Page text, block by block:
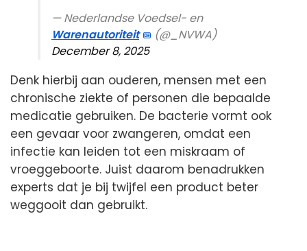
— Nederlandse Voedsel- en
Warenautoriteit
(@_NVWA)
December 8, 2025
Denk hierbij aan ouderen, mensen met een
chronische ziekte of personen die bepaalde
medicatie gebruiken. De bacterie vormt ook
een gevaar voor zwangeren, omdat een
infectie kan leiden tot een miskraam of
vroeggeboorte. Juist daarom benadrukken
experts dat je bij twijfel een product beter
weggooit dan gebruikt.